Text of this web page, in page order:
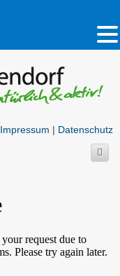
Impressum | Datenschutz